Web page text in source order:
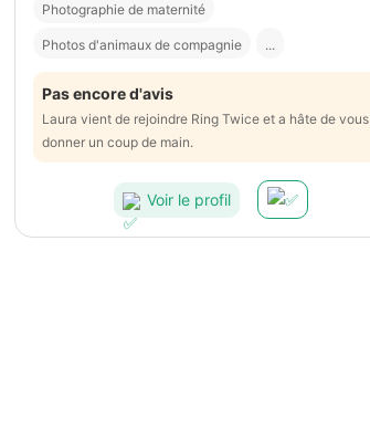
Photographie de maternité
Photos d'animaux de compagnie ...
Pas encore d'avis
Laura vient de rejoindre Ring Twice et a hâte de vous
donner un coup de main.
Voir le profil